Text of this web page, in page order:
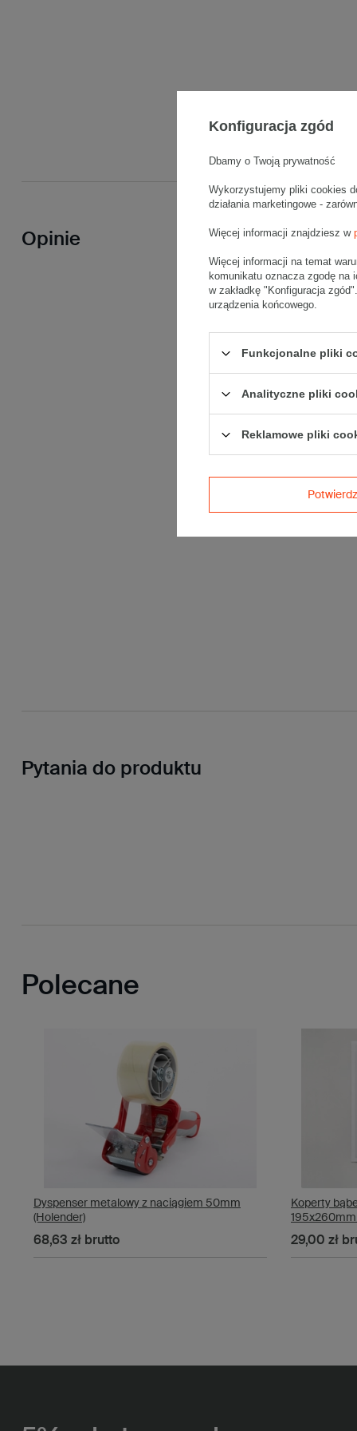
Opinie
Pytania do produktu
Polecane
Dyspenser metalowy z naciągiem 50mm
(Holender)
68,63 zł brutto
Koperty
29,00 zł
Konfiguracja zgód
Dbamy o Twoją prywatność
Wykorzystujemy pliki cookies
działania marketingowe -
Więcej informacji znajdziesz w
Więcej informacji na temat
komunikatu oznacza zgodę na
w zakładkę "Konfiguracja
urządzenia końcowego.
Funkcjonalne pliki
Analityczne pliki
Reklamowe pliki